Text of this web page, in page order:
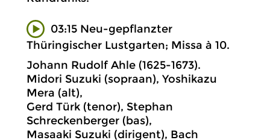
03:15 Neu-gepflanzter
Thüringischer Lustgarten; Missa à 10.
Johann Rudolf Ahle (1625-1673).
Midori Suzuki (sopraan), Yoshikazu
Mera (alt),
Gerd Türk (tenor), Stephan
Schreckenberger (bas),
Masaaki Suzuki (dirigent), Bach